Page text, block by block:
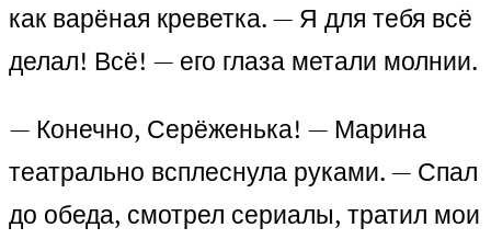
как варёная креветка. — Я для тебя всё
делал! Всё! — его глаза метали молнии.
— Конечно, Серёженька! — Марина
театрально всплеснула руками. — Спал
до обеда, смотрел сериалы, тратил мои